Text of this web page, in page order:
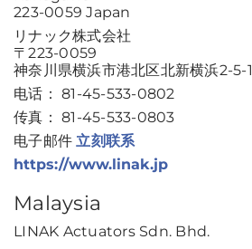
223-0059 Japan
リナック株式会社
〒223-0059
神奈川県横浜市港北区北新横浜2-5-1
电话： 81-45-533-0802
传真： 81-45-533-0803
电子邮件立刻联系
https://www.linak.jp
Malaysia
LINAK Actuators Sdn. Bhd.